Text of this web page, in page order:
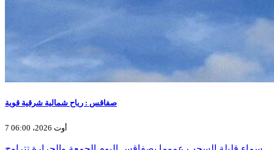
صفاقس : رياح شمالية شرقية قوية
7 أوت 2026، 06:00